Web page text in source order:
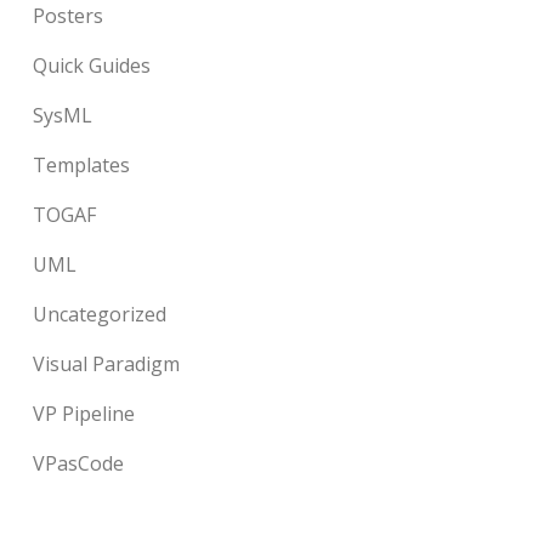
Posters
Quick Guides
SysML
Templates
TOGAF
UML
Uncategorized
Visual Paradigm
VP Pipeline
VPasCode